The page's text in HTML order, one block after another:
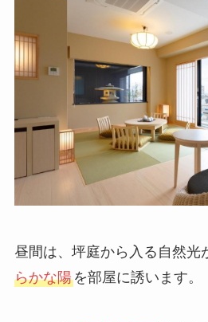
昼間は、坪庭から入る自然光
らかな陽を部屋に誘います。